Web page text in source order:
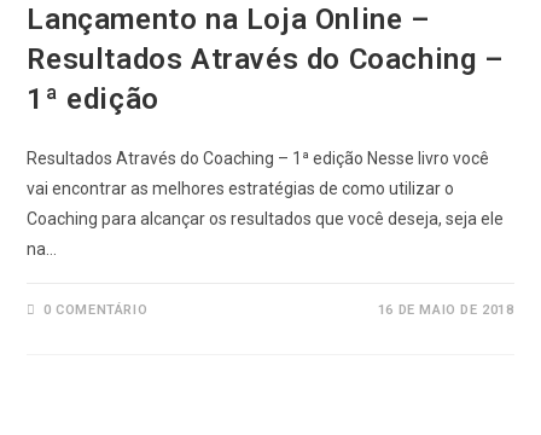
Lançamento na Loja Online –
Resultados Através do Coaching –
1ª edição
Resultados Através do Coaching – 1ª edição Nesse livro você
vai encontrar as melhores estratégias de como utilizar o
Coaching para alcançar os resultados que você deseja, seja ele
na…
0 COMENTÁRIO 16 DE MAIO DE 2018